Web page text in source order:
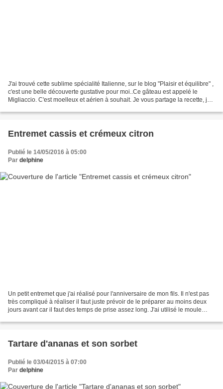
J'ai trouvé cette sublime spécialité Italienne, sur le blog "Plaisir et équilibre" ,
c'est une belle découverte gustative pour moi..Ce gâteau est appelé le
Migliaccio. C'est moelleux et aérien à souhait. Je vous partage la recette, je
Entremet cassis et crémeux citron
Publié le 14/05/2016 à 05:00
Par delphine
Un petit entremet que j'ai réalisé pour l'anniversaire de mon fils. Il n'est pas
très compliqué à réaliser il faut juste prévoir de le préparer au moins deux
jours avant car il faut des temps de prise assez long. J'ai utilisé le moule
Tartare d'ananas et son sorbet
Publié le 03/04/2015 à 07:00
Par delphine